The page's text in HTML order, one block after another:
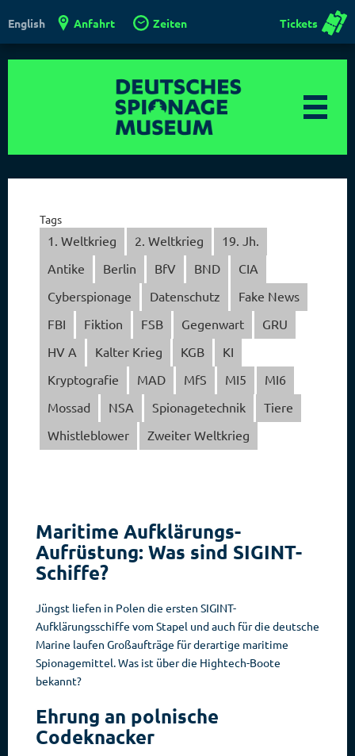
English Anfahrt Zeiten Tickets
Tags
1. Weltkrieg 2. Weltkrieg
19. Jh.
Antike
Berlin BfV BND
CIA
Cyberspionage
Datenschutz
Fake News
FBI
Fiktion FSB Gegenwart
GRU
HV A
Kalter Krieg KGB
KI
Kryptografie
MAD MfS MI5
MI6
Mossad
NSA Spionagetechnik
Tiere
Whistleblower
Zweiter Weltkrieg
Maritime Aufklärungs-
Aufrüstung: Was sind SIGINT-
Schiffe?
Jüngst liefen in Polen die ersten SIGINT-
Aufklärungsschiffe vom Stapel und auch für die deutsche
Marine laufen Großaufträge für derartige maritime
Spionagemittel. Was ist über die Hightech-Boote
bekannt?
Ehrung an polnische
Codeknacker